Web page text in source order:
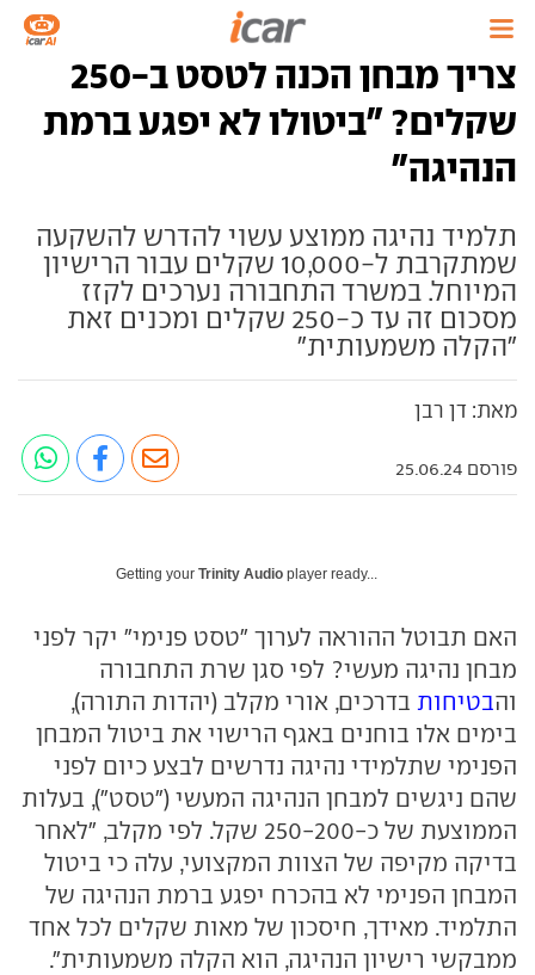
צריך מבחן הכנה לטסט ב-250
שקלים? "ביטולו לא יפגע ברמת
הנהיגה"
תלמיד נהיגה ממוצע עשוי להדרש להשקעה
שמתקרבת ל-10,000 שקלים עבור הרישיון
המיוחל. במשרד התחבורה נערכים לקזז
מסכום זה עד כ-250 שקלים ומכנים זאת
"הקלה משמעותית"
מאת: דן רבן
פורסם 25.06.24
Getting your Trinity Audio player ready...
האם תבוטל ההוראה לערוך ״טסט פנימי״ יקר לפני
מבחן נהיגה מעשי? לפי סגן שרת התחבורה
והבטיחות בדרכים, אורי מקלב (יהדות התורה),
בימים אלו בוחנים באגף הרישוי את ביטול המבחן
הפנימי שתלמידי נהיגה נדרשים לבצע כיום לפני
שהם ניגשים למבחן הנהיגה המעשי ("טסט"), בעלות
הממוצעת של כ-250-200 שקל. לפי מקלב, ״לאחר
בדיקה מקיפה של הצוות המקצועי, עלה כי ביטול
המבחן הפנימי לא בהכרח יפגע ברמת הנהיגה של
התלמיד. מאידך, חיסכון של מאות שקלים לכל אחד
ממבקשי רישיון הנהיגה, הוא הקלה משמעותית״.